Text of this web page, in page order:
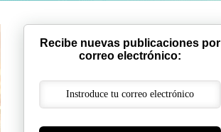
Recibe nuevas publicaciones por
correo electrónico: